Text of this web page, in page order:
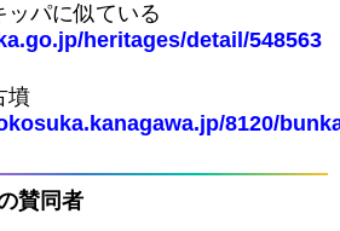
ッパに似ている
heritages/detail/548563
墳
8120/
賛同者